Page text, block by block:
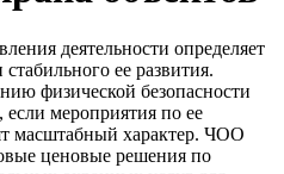
деятельности определяет
ее развития.
физической безопасности
мероприятия по ее
масштабный характер. ЧОО
ценовые решения по